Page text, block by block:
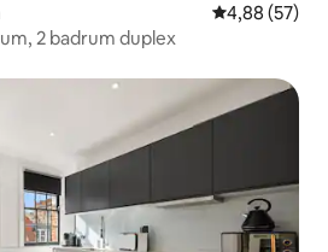
4,88 av 5 i
4,88 (57)
2 badrum duplex